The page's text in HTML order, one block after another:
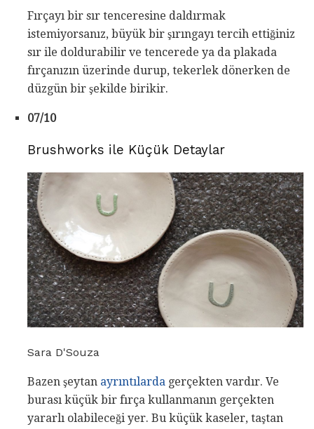
Fırçayı bir sır tenceresine daldırmak
istemiyorsanız, büyük bir şırıngayı tercih ettiğiniz
sır ile doldurabilir ve tencerede ya da plakada
fırçanızın üzerinde durup, tekerlek dönerken de
düzgün bir şekilde birikir.
07/10
Brushworks ile Küçük Detaylar
Sara D'Souza
Bazen şeytan ayrıntılarda gerçekten vardır. Ve
burası küçük bir fırça kullanmanın gerçekten
yararlı olabileceği yer. Bu küçük kaseler, taştan